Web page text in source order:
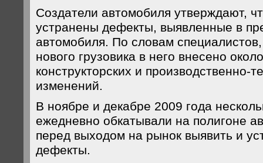
Создатели автомобиля утверждают,
устранены дефекты, выявленные в
автомобиля. По словам
нового грузовика в него внесено
конструкторских и производственно-
изменений.
В ноябре и декабре 2009 года
ежедневно обкатывали на полигоне
перед выходом на рынок выявить и
дефекты.